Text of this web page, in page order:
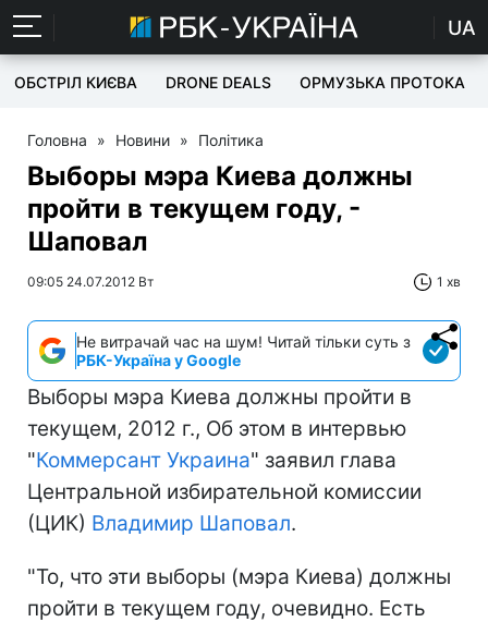
UA
ОБСТРІЛ КИЄВА DRONE DEALS ОРМУЗЬКА ПРОТОКА
Головна » Новини » Політика
Выборы мэра Киева должны
пройти в текущем году, -
Шаповал
09:05 24.07.2012 Вт 1 хв
Не витрачай час на шум! Читай тільки суть з
РБК-Україна у Google
Выборы мэра Киева должны пройти в
текущем, 2012 г., Об этом в интервью
"Коммерсант Украина" заявил глава
Центральной избирательной комиссии
(ЦИК) Владимир Шаповал.
"То, что эти выборы (мэра Киева) должны
пройти в текущем году, очевидно. Есть